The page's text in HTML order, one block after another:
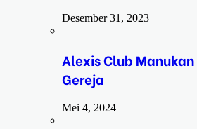
Desember 31, 2023
Alexis Club
Gereja
Mei 4, 2024